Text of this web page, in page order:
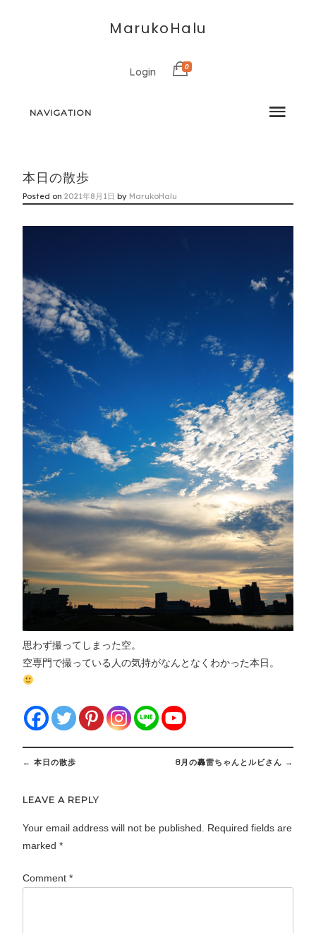
MarukoHalu
Login 0
NAVIGATION
本日の散歩
Posted on2021年8月1日 by MarukoHalu
思わず撮ってしまった空。
空専門で撮っている人の気持がなんとなくわかった本日。
Post
navigation
← 本日の散歩 8月の轟雷ちゃんとルビさん →
LEAVE A REPLY
Your email address will not be published.
Required fields are
marked*
Comment*